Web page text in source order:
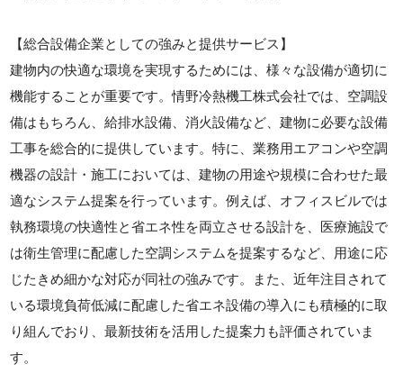
【総合設備企業としての強みと提供サービス】
建物内の快適な環境を実現するためには、様々な設備が適切に
機能することが重要です。情野冷熱機工株式会社では、空調設
備はもちろん、給排水設備、消火設備など、建物に必要な設備
工事を総合的に提供しています。特に、業務用エアコンや空調
機器の設計・施工においては、建物の用途や規模に合わせた最
適なシステム提案を行っています。例えば、オフィスビルでは
執務環境の快適性と省エネ性を両立させる設計を、医療施設で
は衛生管理に配慮した空調システムを提案するなど、用途に応
じたきめ細かな対応が同社の強みです。また、近年注目されて
いる環境負荷低減に配慮した省エネ設備の導入にも積極的に取
り組んでおり、最新技術を活用した提案力も評価されていま
す。